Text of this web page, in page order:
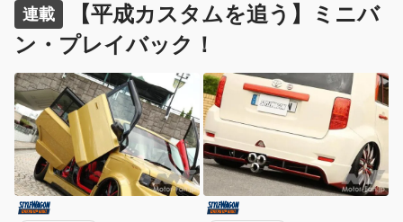
ンクラブ2011年4月号掲載
連載
【平成カスタムを追う】ミニバ
ン・プレイバック！